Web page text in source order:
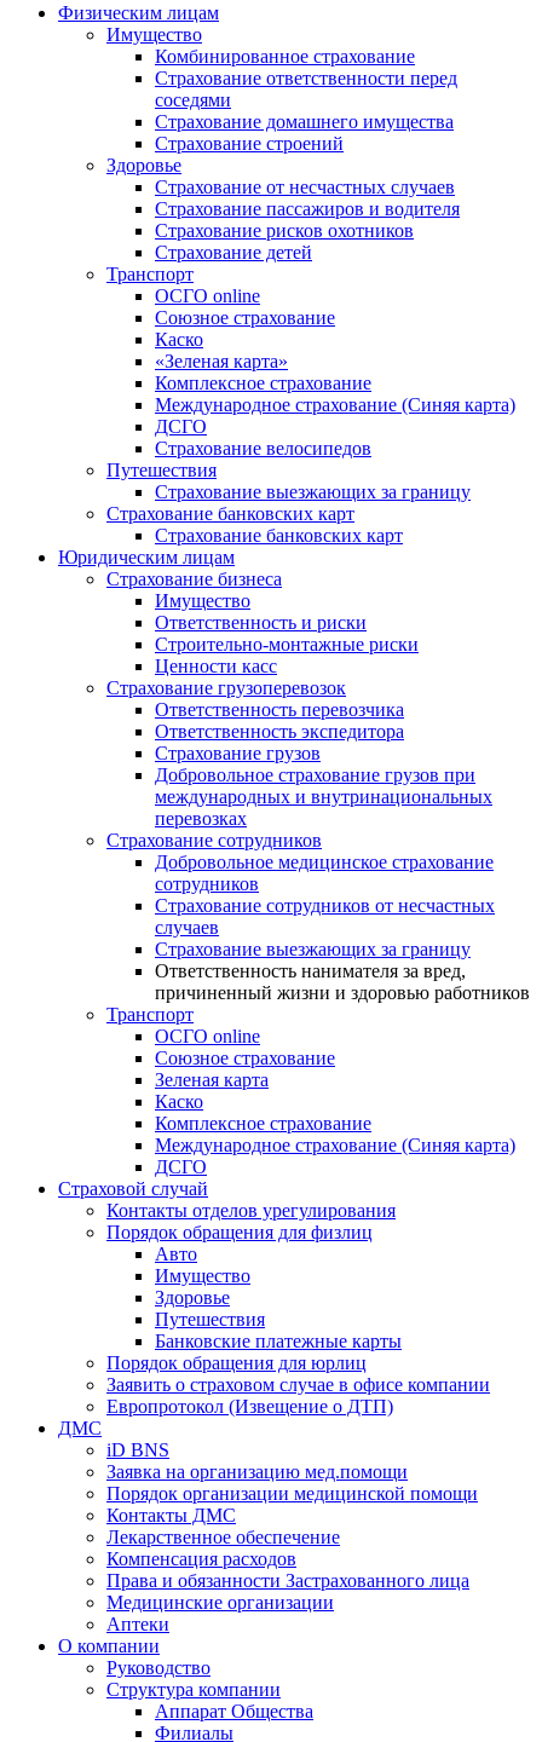
Физическим лицам
Имущество
Комбинированное страхование
Страхование ответственности перед
соседями
Страхование домашнего имущества
Страхование строений
Здоровье
Страхование от несчастных случаев
Страхование пассажиров и водителя
Страхование рисков охотников
Страхование детей
Транспорт
ОСГО online
Союзное страхование
Каско
«Зеленая карта»
Комплексное страхование
Международное страхование (Синяя карта)
ДСГО
Страхование велосипедов
Путешествия
Страхование выезжающих за границу
Страхование банковских карт
Страхование банковских карт
Юридическим лицам
Страхование бизнеса
Имущество
Ответственность и риски
Строительно-монтажные риски
Ценности касс
Страхование грузоперевозок
Ответственность перевозчика
Ответственность экспедитора
Страхование грузов
Добровольное страхование грузов при
международных и внутринациональных
перевозках
Страхование сотрудников
Добровольное медицинское страхование
сотрудников
Страхование сотрудников от несчастных
случаев
Страхование выезжающих за границу
Ответственность нанимателя за вред,
причиненный жизни и здоровью работников
Транспорт
ОСГО online
Союзное страхование
Зеленая карта
Каско
Комплексное страхование
Международное страхование (Синяя карта)
ДСГО
Страховой случай
Контакты отделов урегулирования
Порядок обращения для физлиц
Авто
Имущество
Здоровье
Путешествия
Банковские платежные карты
Порядок обращения для юрлиц
Заявить о страховом случае в офисе компании
Европротокол (Извещение о ДТП)
ДМС
iD BNS
Заявка на организацию мед.помощи
Порядок организации медицинской помощи
Контакты ДМС
Лекарственное обеспечение
Компенсация расходов
Права и обязанности Застрахованного лица
Медицинские организации
Аптеки
О компании
Руководство
Структура компании
Аппарат Общества
Филиалы